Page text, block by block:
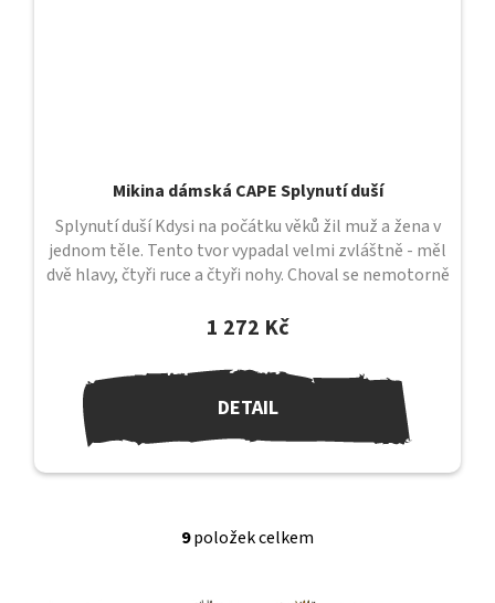
Mikina dámská CAPE Splynutí duší
1 272 Kč
DETAIL
Splynutí duší Kdysi na počátku věků žil muž a žena v
jednom těle. Tento tvor vypadal velmi zvláštně - měl
dvě hlavy, čtyři ruce a čtyři nohy. Choval se nemotorně
O
9položek celkem